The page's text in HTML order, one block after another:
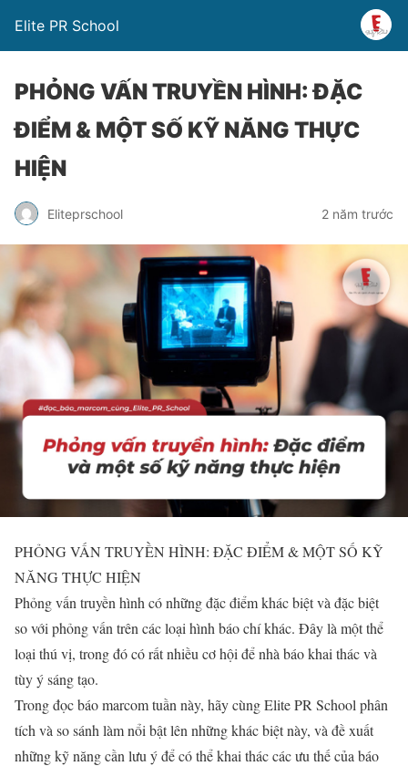
Elite PR School
PHỎNG VẤN TRUYỀN HÌNH: ĐẶC
ĐIỂM & MỘT SỐ KỸ NĂNG THỰC
HIỆN
Eliteprschool 2 năm trước
PHỎNG VẤN TRUYỀN HÌNH: ĐẶC ĐIỂM & MỘT SỐ KỸ
NĂNG THỰC HIỆN
Phỏng vấn truyền hình có những đặc điểm khác biệt và đặc biệt
so với phỏng vấn trên các loại hình báo chí khác. Đây là một thể
loại thú vị, trong đó có rất nhiều cơ hội để nhà báo khai thác và
tùy ý sáng tạo.
Trong đọc báo marcom tuần này, hãy cùng Elite PR School phân
tích và so sánh làm nổi bật lên những khác biệt này, và đề xuất
những kỹ năng cần lưu ý để có thể khai thác các ưu thế của báo